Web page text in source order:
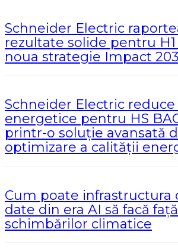
Schneider Electric
rezultate solide pentru H1
noua strategie Impact
Schneider Electric
energetice pentru HS
printr-o soluție avansată
optimizare a calității
Cum poate infrastructura
date din era AI să facă față
schimbărilor climatice